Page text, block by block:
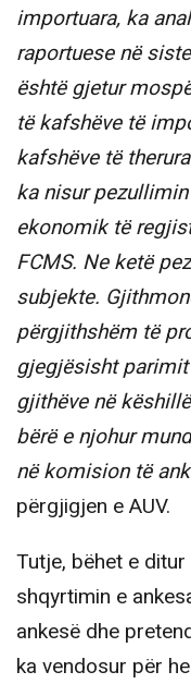
importuara, ka
raportuese në
është gjetur
të kafshëve të
kafshëve të
ka nisur
ekonomik të
FCMS. Ne ketë
subjekte.
përgjithshëm të
gjegjësisht
gjithëve në
bërë e njohur
në komision të
përgjigjen e AUV.
Tutje, bëhet e
shqyrtimin e
ankesë dhe
ka vendosur për